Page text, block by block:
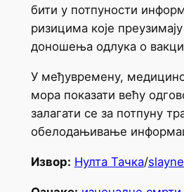
бити у потпуности
ризицима које
доношења одлука о
У међувремену,
мора показати већу
залагати се за потпуну
обелодањивање
Извор: Нулта Тачка/